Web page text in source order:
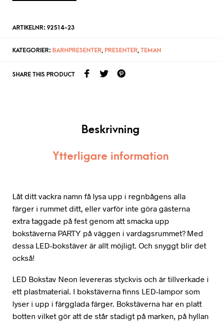
ARTIKELNR: 92514-23
KATEGORIER: BARNPRESENTER, PRESENTER, TEMAN
SHARE THIS PRODUCT
Beskrivning
Ytterligare information
Låt ditt vackra namn få lysa upp i regnbågens alla
färger i rummet ditt, eller varför inte göra gästerna
extra taggade på fest genom att smacka upp
bokstäverna PARTY på väggen i vardagsrummet? Med
dessa LED-bokstäver är allt möjligt. Och snyggt blir det
också!
LED Bokstav Neon levereras styckvis och är tillverkade i
ett plastmaterial. I bokstäverna finns LED-lampor som
lyser i upp i färgglada färger. Bokstäverna har en platt
botten vilket gör att de står stadigt på marken, på hyllan